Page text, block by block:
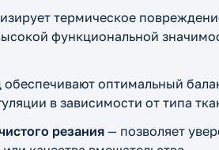
термическое
функциональной
обеспечивают оптимальный
в зависимости от типа
резания — позволяет